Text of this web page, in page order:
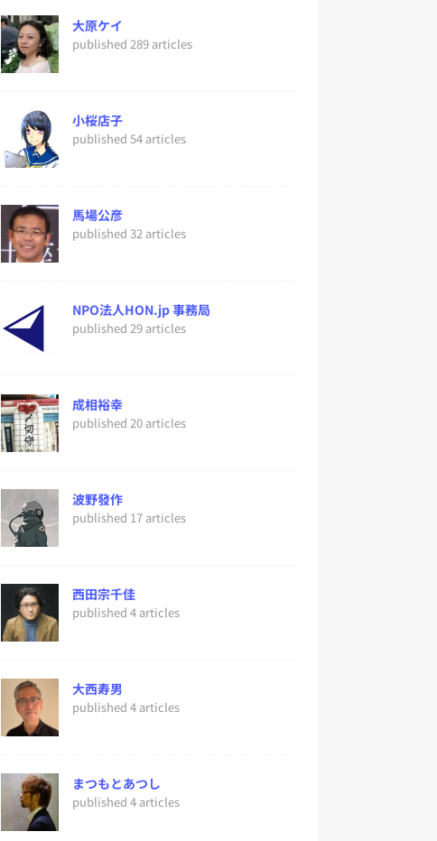
大原ケイ
published 289 articles
小桜店子
published 54 articles
馬場公彦
published 32 articles
NPO法人HON.jp 事務局
published 29 articles
成相裕幸
published 20 articles
波野發作
published 17 articles
西田宗千佳
published 4 articles
大西寿男
published 4 articles
まつもとあつし
published 4 articles